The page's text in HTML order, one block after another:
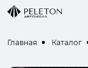
Главная Каталог